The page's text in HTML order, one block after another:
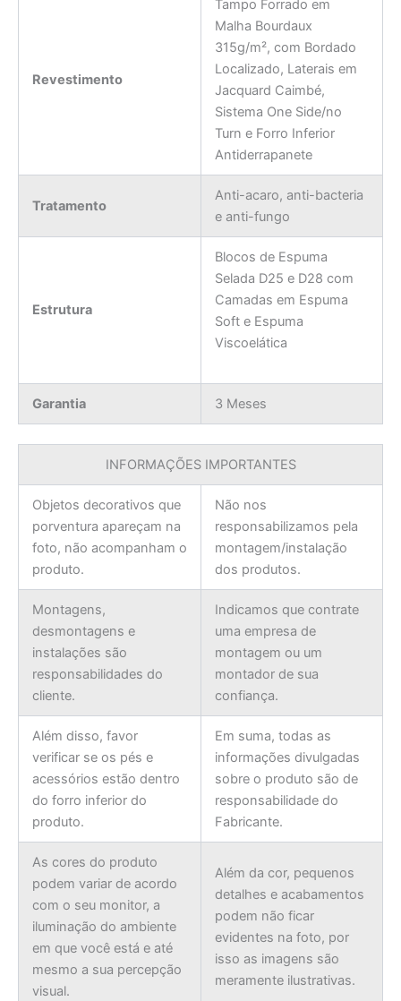
Revestimento
Tampo Forrado em
Malha Bourdaux
315g/m², com Bordado
Localizado, Laterais em
Jacquard Caimbé,
Sistema One Side/no
Turn e Forro Inferior
Antiderrapanete
Tratamento
Anti-acaro, anti-bacteria
e anti-fungo
Estrutura
Blocos de Espuma
Selada D25 e D28 com
Camadas em Espuma
Soft e Espuma
Viscoelática
Garantia 3 Meses
INFORMAÇÕES IMPORTANTES
Objetos decorativos que
porventura apareçam na
foto, não acompanham o
produto.
Não nos
responsabilizamos pela
montagem/instalação
dos produtos.
Montagens,
desmontagens e
instalações são
responsabilidades do
cliente.
Indicamos que contrate
uma empresa de
montagem ou um
montador de sua
confiança.
Além disso, favor
verificar se os pés e
acessórios estão dentro
do forro inferior do
produto.
Em suma, todas as
informações divulgadas
sobre o produto são de
responsabilidade do
Fabricante.
As cores do produto
podem variar de acordo
com o seu monitor, a
iluminação do ambiente
em que você está e até
mesmo a sua percepção
visual.
Além da cor, pequenos
detalhes e acabamentos
podem não ficar
evidentes na foto, por
isso as imagens são
meramente ilustrativas.